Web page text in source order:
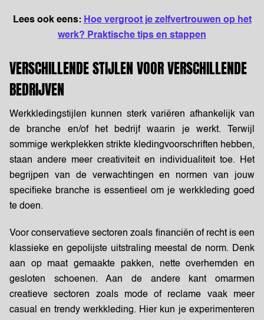
Lees ook eens: Hoe vergroot je zelfvertrouwen op het
werk? Praktische tips en stappen
VERSCHILLENDE STIJLEN VOOR VERSCHILLENDE
BEDRIJVEN
Werkkledingstijlen kunnen sterk variëren afhankelijk van
de branche en/of het bedrijf waarin je werkt. Terwijl
sommige werkplekken strikte kledingvoorschriften hebben,
staan ​​andere meer creativiteit en individualiteit toe. Het
begrijpen van de verwachtingen en normen van jouw
specifieke branche is essentieel om je werkkleding goed
te doen.
Voor conservatieve sectoren zoals financiën of recht is een
klassieke en gepolijste uitstraling meestal de norm. Denk
aan op maat gemaakte pakken, nette overhemden en
gesloten schoenen. Aan de andere kant omarmen
creatieve sectoren zoals mode of reclame vaak meer
casual en trendy werkkleding. Hier kun je experimenteren